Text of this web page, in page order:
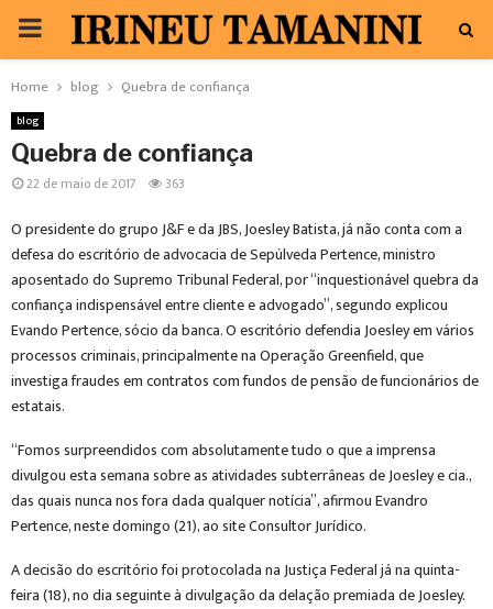
PRIMARY
MENU
Home blog Quebra de confiança
blog
Quebra de confiança
22 de maio de 2017 363
O presidente do grupo J&F e da JBS, Joesley Batista, já não conta com a
defesa do escritório de advocacia de Sepúlveda Pertence, ministro
aposentado do Supremo Tribunal Federal, por “inquestionável quebra da
confiança indispensável entre cliente e advogado”, segundo explicou
Evando Pertence, sócio da banca. O escritório defendia Joesley em vários
processos criminais, principalmente na Operação Greenfield, que
investiga fraudes em contratos com fundos de pensão de funcionários de
estatais.
“Fomos surpreendidos com absolutamente tudo o que a imprensa
divulgou esta semana sobre as atividades subterrâneas de Joesley e cia.,
das quais nunca nos fora dada qualquer notícia”, afirmou Evandro
Pertence, neste domingo (21), ao site Consultor Jurídico.
A decisão do escritório foi protocolada na Justiça Federal já na quinta-
feira (18), no dia seguinte à divulgação da delação premiada de Joesley.